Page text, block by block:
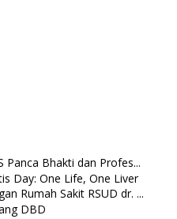
Panca Bhakti dan Profes...
Day: One Life, One Liver
Rumah Sakit RSUD dr. ...
DBD